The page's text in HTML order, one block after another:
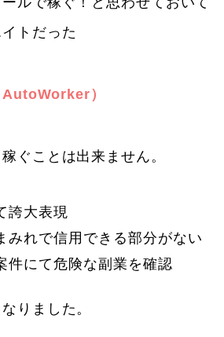
トだった
）
ぐことは出来ません。
誇大表現
みれで信用できる部分がない
件にて危険な副業を確認
りました。